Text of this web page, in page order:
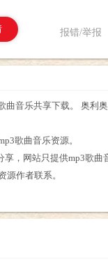
报错/举报
音乐共享下载。 奥利
歌曲音乐资源。
，网站只提供mp3歌曲
源作者联系。